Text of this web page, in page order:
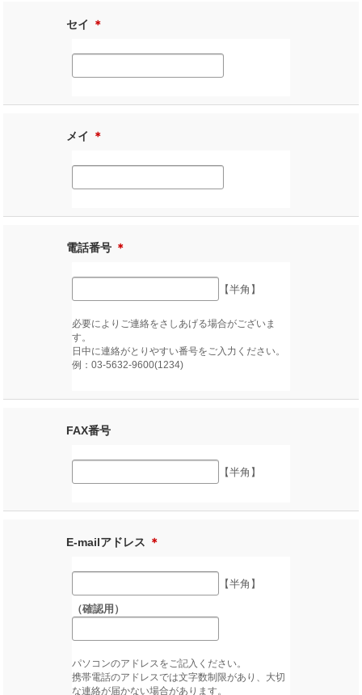
セイ ＊
メイ ＊
電話番号 ＊
【半角】
必要によりご連絡をさしあげる場合がございま
す。
日中に連絡がとりやすい番号をご入力ください。
例：03-5632-9600(1234)
FAX番号
【半角】
E-mailアドレス ＊
【半角】
（確認用）
パソコンのアドレスをご記入ください。
携帯電話のアドレスでは文字数制限があり、大切
な連絡が届かない場合があります。